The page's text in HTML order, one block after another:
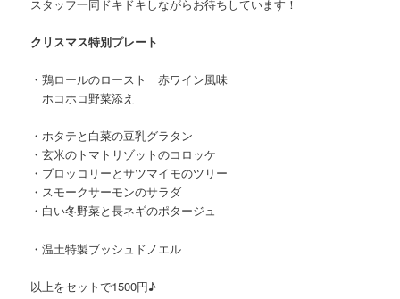
スタッフ一同ドキドキしながらお待ちしています！
クリスマス特別プレート
・鶏ロールのロースト 赤ワイン風味
ホコホコ野菜添え
・ホタテと白菜の豆乳グラタン
・玄米のトマトリゾットのコロッケ
・ブロッコリーとサツマイモのツリー
・スモークサーモンのサラダ
・白い冬野菜と長ネギのポタージュ
・温土特製ブッシュドノエル
以上をセットで1500円♪